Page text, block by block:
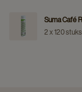
Suma Café
2 x 120 stuks